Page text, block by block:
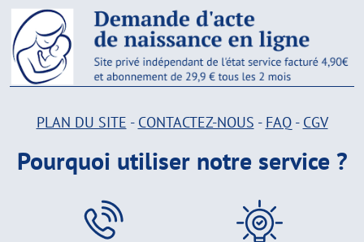
PLAN DU SITE - CONTACTEZ-NOUS - FAQ- CGV
Pourquoi utiliser notre service ?